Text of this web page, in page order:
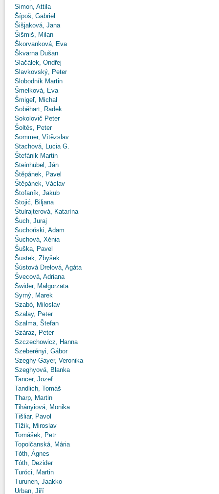
Simon, Attila
Šípoš, Gabriel
Šišjaková, Jana
Šišmiš, Milan
Škorvanková, Eva
Škvarna Dušan
Slačálek, Ondřej
Slavkovský, Peter
Slobodník Martin
Šmelková, Eva
Šmigeľ, Michal
Soběhart, Radek
Sokolovič Peter
Šoltés, Peter
Sommer, Vítězslav
Stachová, Lucia G.
Štefánik Martin
Steinhübel, Ján
Štěpánek, Pavel
Štěpánek, Václav
Štofaník, Jakub
Stojić, Biljana
Štulrajterová, Katarína
Šuch, Juraj
Suchoński, Adam
Šuchová, Xénia
Šuška, Pavel
Šustek, Zbyšek
Šústová Drelová, Agáta
Švecová, Adriana
Świder, Małgorzata
Syrný, Marek
Szabó, Miloslav
Szalay, Peter
Szalma, Štefan
Száraz, Peter
Szczechowicz, Hanna
Szeberényi, Gábor
Szeghy-Gayer, Veronika
Szeghyová, Blanka
Tancer, Jozef
Tandlich, Tomáš
Tharp, Martin
Tihányiová, Monika
Tišliar, Pavol
Tížik, Miroslav
Tomášek, Petr
Topolčanská, Mária
Tóth, Ágnes
Tóth, Dezider
Turóci, Martin
Turunen, Jaakko
Urban, Jiří